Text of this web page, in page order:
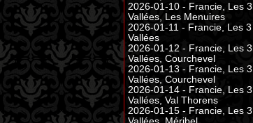
2026-01-10 - Francie, Les 3
Vallées, Les Menuires
2026-01-11 - Francie, Les 3
Vallées
2026-01-12 - Francie, Les 3
Vallées, Courchevel
2026-01-13 - Francie, Les 3
Vallées, Courchevel
2026-01-14 - Francie, Les 3
Vallées, Val Thorens
2026-01-15 - Francie, Les 3